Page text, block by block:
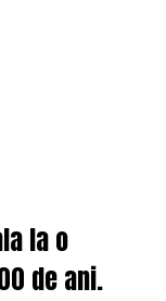
la o
de ani.